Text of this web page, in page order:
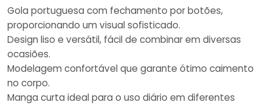
Gola portuguesa com fechamento por botões,
proporcionando um visual sofisticado.
Design liso e versátil, fácil de combinar em diversas
ocasiões.
Modelagem confortável que garante ótimo caimento
no corpo.
Manga curta ideal para o uso diário em diferentes